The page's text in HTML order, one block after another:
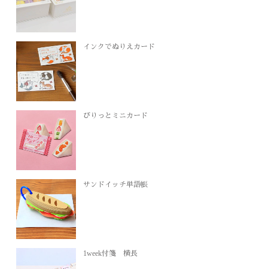
インクでぬりえカード
びりっとミニカード
サンドイッチ単語帳
1week付箋 横長